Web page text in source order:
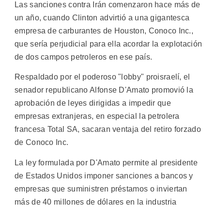
Las sanciones contra Irán comenzaron hace más de
un año, cuando Clinton advirtió a una gigantesca
empresa de carburantes de Houston, Conoco Inc.,
que sería perjudicial para ella acordar la explotación
de dos campos petroleros en ese país.
Respaldado por el poderoso "lobby" proisraelí, el
senador republicano Alfonse D'Amato promovió la
aprobación de leyes dirigidas a impedir que
empresas extranjeras, en especial la petrolera
francesa Total SA, sacaran ventaja del retiro forzado
de Conoco Inc.
La ley formulada por D'Amato permite al presidente
de Estados Unidos imponer sanciones a bancos y
empresas que suministren préstamos o inviertan
más de 40 millones de dólares en la industria